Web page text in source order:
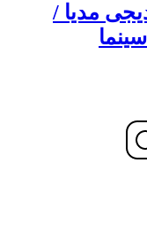
دیجی مدیا /